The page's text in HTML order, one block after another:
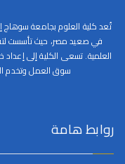
تُعد كلية العلوم بجامعة سوهاج
في صعيد مصر، حيث تأسست
العلمية. تسعى الكلية إلى إعداد
سوق العمل وتخدم
روابط هامة